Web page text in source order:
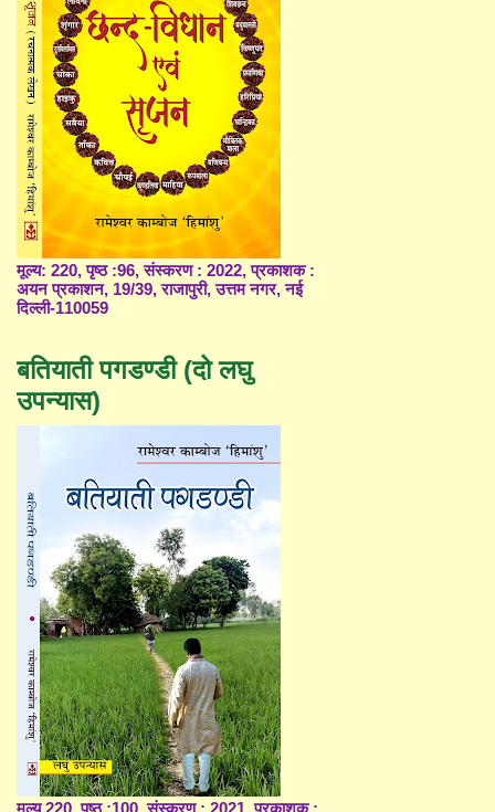
मूल्य: 220, पृष्ठ :96, संस्करण : 2022, प्रकाशक :
अयन प्रकाशन, 19/39, राजापुरी, उत्तम नगर, नई
दिल्ली-110059
बतियाती पगडण्डी (दो लघु
उपन्यास)